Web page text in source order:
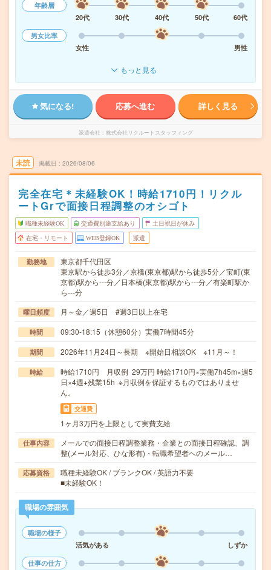
年齢層
20代
30代 40代 50代
60代
男女比率
女性
男性
もっと見る
気になる! 応募へ進む 詳しく見る
派遣会社 株式会社リクルートスタッフィング
未読 掲載日 2026/08/06
完全在宅＊未経験OK！時給1710円！リクル
ートGrで面接日程調整のオシゴト
職種未経験OK 交通費別途支給あり 土日祝日が休み
在宅・リモート WEB登録OK 派遣
勤務地
東京都千代田区
東京駅から徒歩3分／京橋(東京都)駅から徒歩5分／宝町(東
京都)駅から---分／日本橋(東京都)駅から---分／有楽町駅か
ら---分
曜日頻度 月～金／週5日 #週3日以上在宅
時間 09:30-18:15（休憩60分）実働7時間45分
期間 2026年11月24日～長期 ※開始日相談OK ※11月～！
時給
時給1710円 月収例 29万円 時給1710円×実働7h45m×週5
日×4週+残業15h ※月収例を保証するものではありませ
ん。
交通費
1ヶ月3万円を上限として実費支給
仕事内容
メールでの面接日程調整業務・企業との面接日程確認、調
整(メール対応、ひな形有)・転職希望者へのメール…
応募資格
職種未経験OK / ブランクOK / 英語力不要
■未経験OK！
職場の雰囲気
職場の様子
活気がある
しずか
仕事の仕方